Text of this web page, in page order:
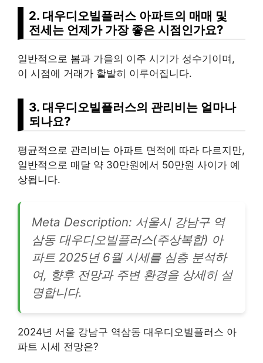
2. 대우디오빌플러스 아파트의 매매 및
전세는 언제가 가장 좋은 시점인가요?
일반적으로 봄과 가을의 이주 시기가 성수기이며,
이 시점에 거래가 활발히 이루어집니다.
3. 대우디오빌플러스의 관리비는 얼마나
되나요?
평균적으로 관리비는 아파트 면적에 따라 다르지만,
일반적으로 매달 약 30만원에서 50만원 사이가 예
상됩니다.
Meta Description: 서울시 강남구 역
삼동 대우디오빌플러스(주상복합) 아
파트 2025년 6월 시세를 심층 분석하
여, 향후 전망과 주변 환경을 상세히 설
명합니다.
2024년 서울 강남구 역삼동 대우디오빌플러스 아
파트 시세 전망은?